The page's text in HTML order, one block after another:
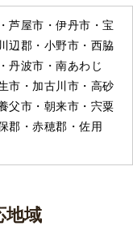
芦屋市・伊丹市・宝
辺郡・小野市・西脇
丹波市・南あわじ
市・加古川市・高砂
父市・朝来市・宍粟
郡・赤穂郡・佐用
地域